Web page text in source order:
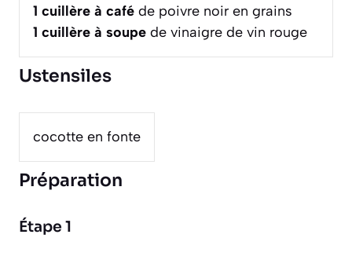
1 cuillère à café de poivre noir en grains
1 cuillère à soupe de vinaigre de vin rouge
Ustensiles
cocotte en fonte
Préparation
Étape 1